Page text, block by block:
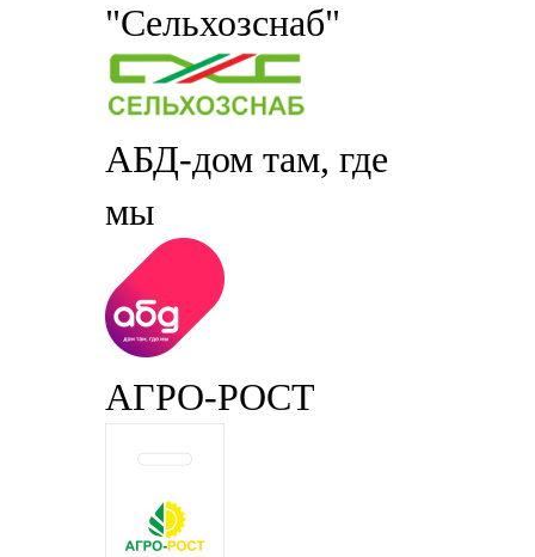
"Сельхозснаб"
АБД-дом там, где
мы
АГРО-РОСТ